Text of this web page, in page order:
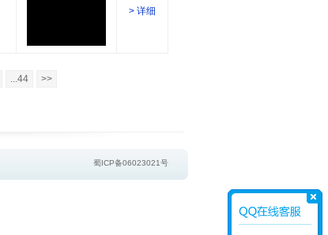
> 详细
...44 >>
蜀ICP备06023021号